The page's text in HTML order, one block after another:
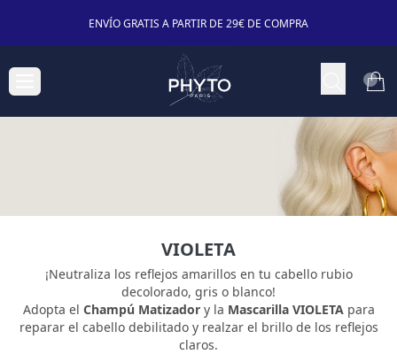
ENVÍO GRATIS A PARTIR DE 29€ DE COMPRA
VIOLETA
¡Neutraliza los reflejos amarillos en tu cabello rubio
decolorado, gris o blanco!
Adopta el Champú Matizadory la Mascarilla VIOLETApara
reparar el cabello debilitado y realzar el brillo de los reflejos
claros.